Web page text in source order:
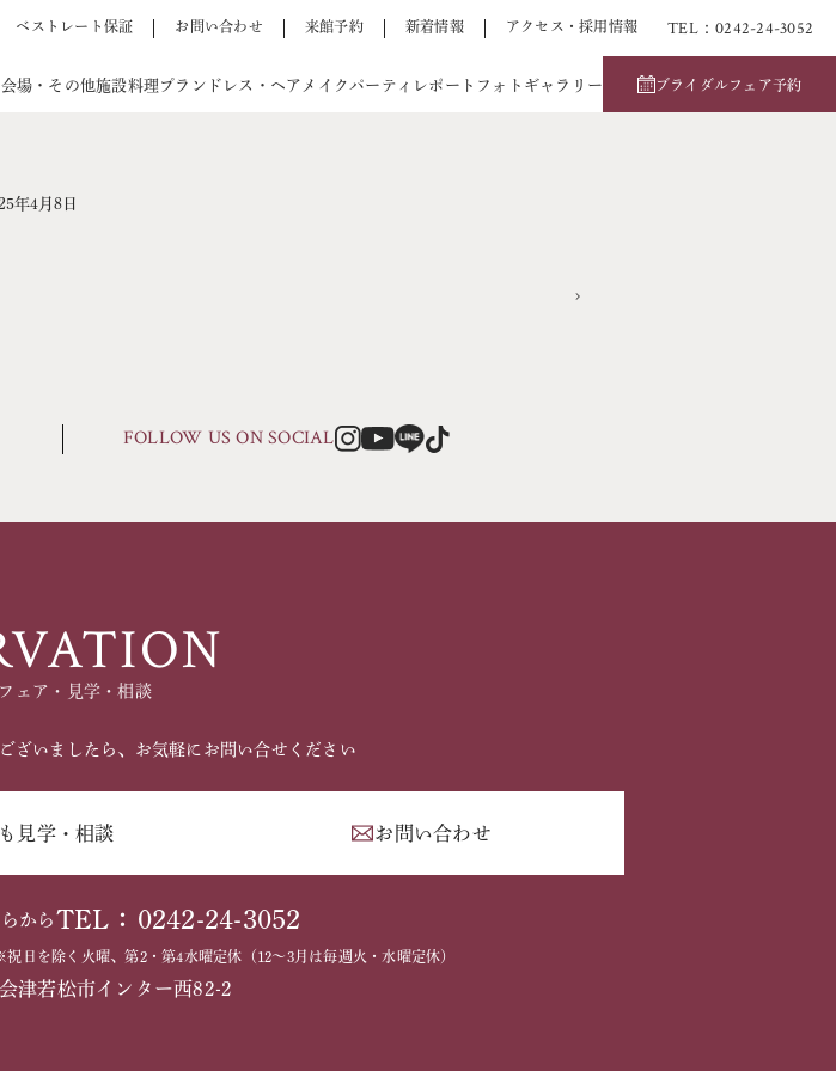
ベストレート保証 お問い合わせ 来館予約 新着情報 アクセス・採用情報 TEL：0242-24-3052
場・その他施設料理 プラン ドレス・ヘアメイク パーティレポート フォトギャラリー ブライダルフェア予約
年4月8日
FOLLOW US ON SOCIAL
ェア・見学・相談
ざいましたら、お気軽にお問い合せください
見学・相談 お問い合わせ
から TEL：0242-24-3052
日を除く火曜、第2・第4水曜定休（12～3月は毎週火・水曜定休）
津若松市インター西82-2